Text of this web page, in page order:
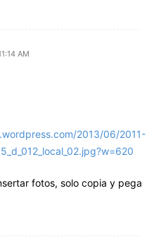
AM
2013/06/2011-
fotos, solo copia y pega